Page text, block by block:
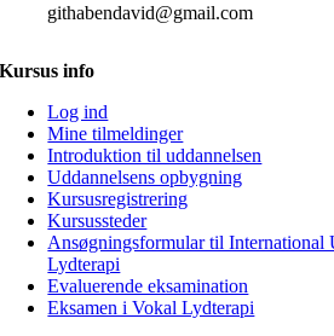
githabendavid@gmail.com
Kursus info
Log ind
Mine tilmeldinger
Introduktion til uddannelsen
Uddannelsens opbygning
Kursusregistrering
Kursussteder
Ansøgningsformular til International
Lydterapi
Evaluerende eksamination
Eksamen i Vokal Lydterapi